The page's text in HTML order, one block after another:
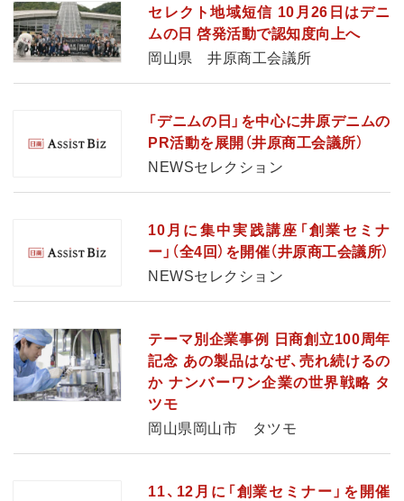
セレクト地域短信 10月26日はデニ
ムの日 啓発活動で認知度向上へ
岡山県 井原商工会議所
「デニムの日」を中心に井原デニムの
PR活動を展開（井原商工会議所）
NEWSセレクション
10月に集中実践講座「創業セミナ
ー」（全4回）を開催（井原商工会議所）
NEWSセレクション
テーマ別企業事例 日商創立100周年
記念 あの製品はなぜ、売れ続けるの
か ナンバーワン企業の世界戦略 タ
ツモ
岡山県岡山市 タツモ
11、12月に「創業セミナー」を開催